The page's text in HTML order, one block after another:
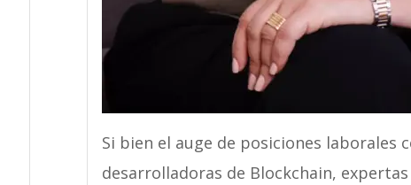
Si bien el auge de posiciones laborales
desarrolladoras de Blockchain,